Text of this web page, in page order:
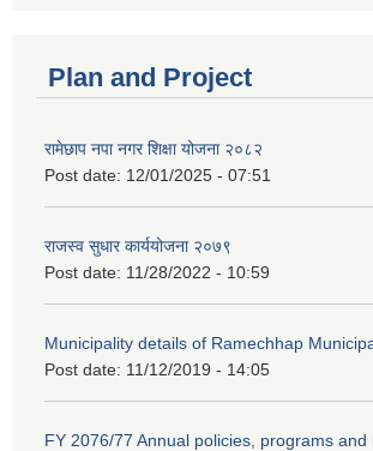
Plan and Project
रामेछाप नपा नगर शिक्षा योजना २०८२
Post date: 12/01/2025 - 07:51
राजस्व सुधार कार्ययोजना २०७९
Post date: 11/28/2022 - 10:59
Municipality details of Ramechhap
Post date: 11/12/2019 - 14:05
FY 2076/77 Annual policies, programs and